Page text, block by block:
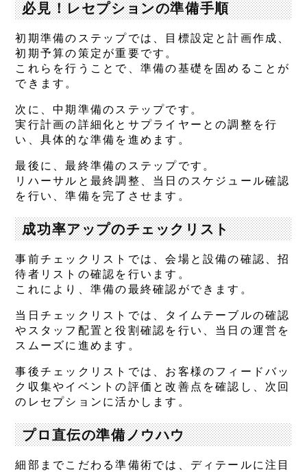
必見！レセプションの準備手順
初期準備のステップでは、目標設定と計画作成、
初期予算の策定が重要です。
これらを行うことで、準備の基礎を固めることが
できます。
次に、中期準備のステップです。
実行計画の詳細化とサプライヤーとの調整を行
い、具体的な準備を進めます。
最後に、最終準備のステップです。
リハーサルと最終調整、当日のスケジュール確認
を行い、準備を完了させます。
成功率アップのチェックリスト
事前チェックリストでは、会場と設備の確認、招
待者リストの確認を行います。
これにより、準備の最終確認ができます。
当日チェックリストでは、タイムテーブルの確認
やスタッフ配置と役割確認を行い、当日の運営を
スムーズに進めます。
事後チェックリストでは、お客様のフィードバッ
ク収集やイベントの評価と改善点を確認し、次回
のレセプションに活かします。
プロ直伝の準備ノウハウ
細部までこだわる準備術では、ディテールに注目